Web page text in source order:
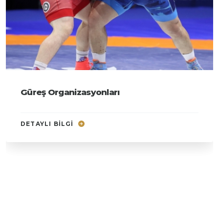
Güreş Organizasyonları
DETAYLI BILGI